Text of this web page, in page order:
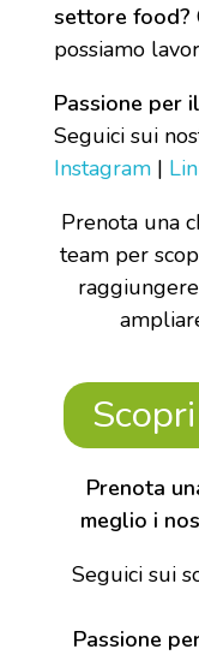
settore food?
possiamo
Passione per
Seguici sui
Instagram |
Prenota una
team per
Prenota
meglio i
Seguici sui
Passione